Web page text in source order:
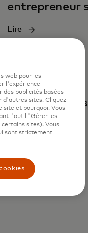
entrepreneur
Lire
ACTIFS NUMÉRIQUES
Lire
web pour les
l'expérience
des publicités basées
d'autres sites. Cliquez
site et pourquoi. Vous
l'outil "Gérer les
certains sites). Vous
sont strictement